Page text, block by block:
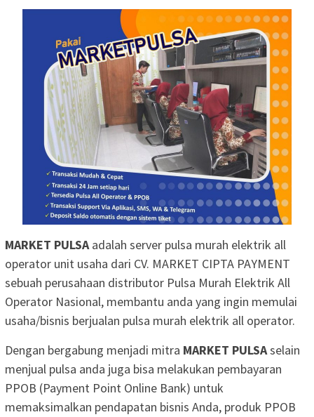
MARKET PULSAadalah server pulsa murah elektrik all
operator unit usaha dari CV. MARKET CIPTA PAYMENT
sebuah perusahaan distributor Pulsa Murah Elektrik All
Operator Nasional, membantu anda yang ingin memulai
usaha/bisnis berjualan pulsa murah elektrik all operator.
Dengan bergabung menjadi mitra MARKET PULSAselain
menjual pulsa anda juga bisa melakukan pembayaran
PPOB (Payment Point Online Bank) untuk
memaksimalkan pendapatan bisnis Anda, produk PPOB